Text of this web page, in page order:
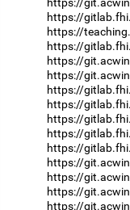
https://
https://
https://
https://
https://
https://
https://
https://
https://
https://
https://
https://
https://
https://